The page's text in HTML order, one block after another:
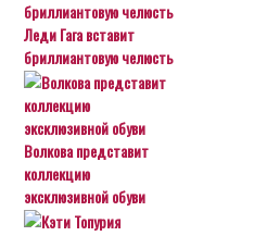
Леди Гага вставит
бриллиантовую челюсть
Волкова представит
коллекцию
эксклюзивной обуви